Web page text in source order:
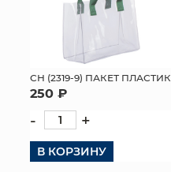
СН (2319-9) ПАКЕТ ПЛАСТИК
250 ₽
- +
В КОРЗИНУ